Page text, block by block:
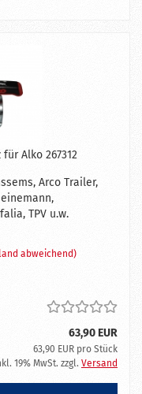
Alko 267312
Arco Trailer,
TPV u.w.
abweichend)
63,90 EUR
63,90 EUR pro Stück
19% MwSt. zzgl. Versand